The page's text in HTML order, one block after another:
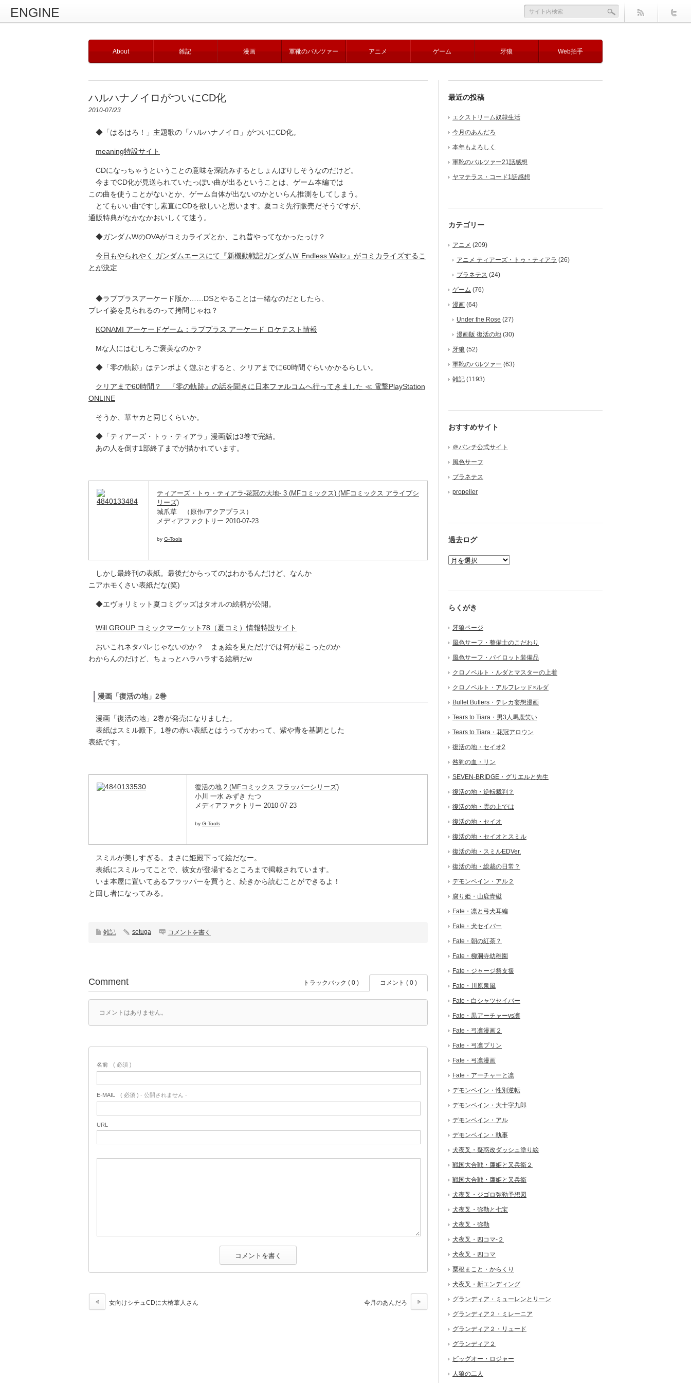
ENGINE
About 雑記 漫画 軍靴のバルツァー アニメ ゲーム 牙狼 Web拍手
ハルハナノイロがついにCD化
2010-07/23
◆「はるはろ！」主題歌の「ハルハナノイロ」がついにCD化。
meaning特設サイト
CDになっちゃうということの意味を深読みするとしょんぼりしそうなのだけど。
今までCD化が見送られていたっぽい曲が出るということは、ゲーム本編では
この曲を使うことがないとか、ゲーム自体が出ないのかといらん推測をしてしまう。
とてもいい曲ですし素直にCDを欲しいと思います。夏コミ先行販売だそうですが、
通販特典がなかなかおいしくて迷う。
◆ガンダムWのOVAがコミカライズとか、これ昔やってなかったっけ？
今日もやられやく ガンダムエースにて『新機動戦記ガンダムＷ Endless Waltz』がコミカライズするこ
とが決定
◆ラブプラスアーケード版か……DSとやることは一緒なのだとしたら、
プレイ姿を見られるのって拷問じゃね？
KONAMI アーケードゲーム：ラブプラス アーケード ロケテスト情報
Mな人にはむしろご褒美なのか？
◆「零の軌跡」はテンポよく遊ぶとすると、クリアまでに60時間ぐらいかかるらしい。
クリアまで60時間？ 『零の軌跡』の話を聞きに日本ファルコムへ行ってきました ≪ 電撃PlayStation
ONLINE
そうか、華ヤカと同じくらいか。
◆「ティアーズ・トゥ・ティアラ」漫画版は3巻で完結。
あの人を倒す1部終了までが描かれています。
ティアーズ・トゥ・ティアラ-花冠の大地- 3 (MFコミックス) (MFコミックス アライブシ
リーズ)
城爪草 （原作/アクアプラス）
メディアファクトリー 2010-07-23
by G-Tools
しかし最終刊の表紙。最後だからってのはわかるんだけど、なんか
ニアホモくさい表紙だな(笑)
◆エヴォリミット夏コミグッズはタオルの絵柄が公開。
Will GROUP コミックマーケット78（夏コミ）情報特設サイト
おいこれネタバレじゃないのか？ まぁ絵を見ただけでは何が起こったのか
わからんのだけど、ちょっとハラハラする絵柄だw
漫画「復活の地」2巻
漫画「復活の地」2巻が発売になりました。
表紙はスミル殿下。1巻の赤い表紙とはうってかわって、紫や青を基調とした
表紙です。
復活の地 2 (MFコミックス フラッパーシリーズ)
小川 一水 みずき たつ
メディアファクトリー 2010-07-23
by G-Tools
スミルが美しすぎる。まさに姫殿下って絵だなー。
表紙にスミルってことで、彼女が登場するところまで掲載されています。
いま本屋に置いてあるフラッパーを買うと、続きから読むことができるよ！
と回し者になってみる。
雑記 setuga コメントを書く
Comment トラックバック ( 0 ) コメント ( 0 )
コメントはありません。
名前 ( 必須 )
E-MAIL ( 必須 ) - 公開されません -
URL
女向けシチュCDに大槍葦人さん 今月のあんだろ
最近の投稿
エクストリーム奴隷生活
今月のあんだろ
本年もよろしく
軍靴のバルツァー21話感想
ヤマテラス・コード1話感想
カテゴリー
アニメ (209)
アニメ ティアーズ・トゥ・ティアラ (26)
プラネテス (24)
ゲーム (76)
漫画 (64)
Under the Rose (27)
漫画版 復活の地 (30)
牙狼 (52)
軍靴のバルツァー (63)
雑記 (1193)
おすすめサイト
＠バンチ公式サイト
風色サーフ
プラネテス
propeller
過去ログ
らくがき
牙狼ページ
風色サーフ・整備士のこだわり
風色サーフ・パイロット装備品
クロノベルト・ルダとマスターの上着
クロノベルト・アルフレッド×ルダ
Bullet Butlers・テレカ妄想漫画
Tears to Tiara・男3人馬鹿笑い
Tears to Tiara・花冠アロウン
復活の地・セイオ2
咎狗の血・リン
SEVEN-BRIDGE・グリエルと先生
復活の地・逆転裁判？
復活の地・雲の上では
復活の地・セイオ
復活の地・セイオとスミル
復活の地・スミルEDVer.
復活の地・総裁の日常？
デモンベイン・アル２
腐り姫・山鹿青磁
Fate・凛と弓犬耳編
Fate・犬セイバー
Fate・朝の紅茶？
Fate・柳洞寺幼稚園
Fate・ジャージ祭支援
Fate・川原泉風
Fate・白シャツセイバー
Fate・黒アーチャーvs凛
Fate・弓凛漫画２
Fate・弓凛プリン
Fate・弓凛漫画
Fate・アーチャーと凛
デモンベイン・性別逆転
デモンベイン・大十字九郎
デモンベイン・アル
デモンベイン・執事
犬夜叉・疑惑改ダッシュ塗り絵
戦国大合戦・廉姫と又兵衛２
戦国大合戦・廉姫と又兵衛
犬夜叉・ジゴロ弥勒予想図
犬夜叉・弥勒と七宝
犬夜叉・弥勒
犬夜叉・四コマ-２
犬夜叉・四コマ
粟根まこと・からくり
犬夜叉・新エンディング
グランディア・ミューレンとリーン
グランディア２・ミレーニア
グランディア２・リュード
グランディア２
ビッグオー・ロジャー
人狼の二人